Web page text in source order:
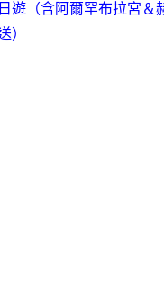
遊（含阿爾罕布拉宮＆
）